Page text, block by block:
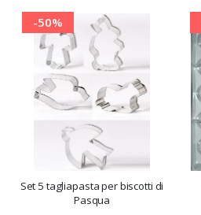
-50%
Set 5 tagliapasta per biscotti di
Pasqua